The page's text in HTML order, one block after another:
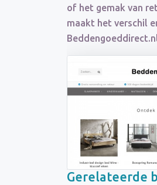
of het gemak van
maakt het verschil
Gerelateerde